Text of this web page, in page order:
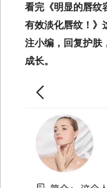
看完《明显的唇纹
有效淡化唇纹！》
注小编，回复护肤
成长。